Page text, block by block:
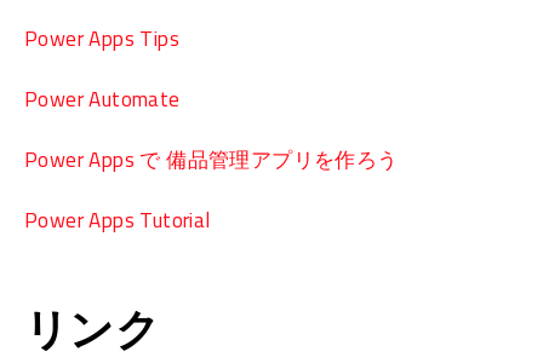
Power Apps Tips
Power Automate
Power Apps で 備品管理アプリを作ろう
Power Apps Tutorial
リンク